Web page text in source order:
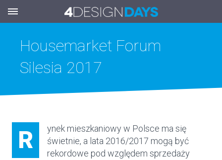
Housemarket Forum
Silesia 2017
R
ynek mieszkaniowy w Polsce ma się
świetnie, a lata 2016/2017 mogą być
rekordowe pod względem sprzedaży